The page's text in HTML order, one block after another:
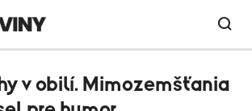
v obilí. Mimozemšťania